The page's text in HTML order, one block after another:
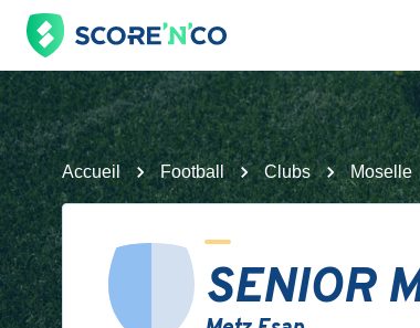
Accueil Football Clubs Moselle
SENIOR